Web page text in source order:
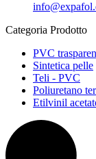
Categoria Prodotto
PVC
Sintetica pelle
Teli - PVC
Poliuretano
Etilvinil